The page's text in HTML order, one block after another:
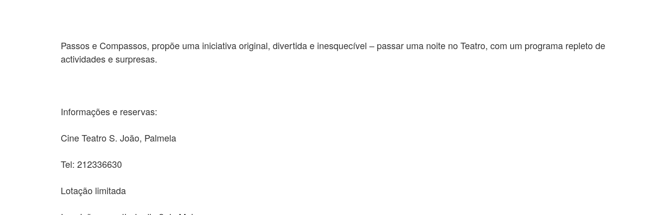
Passos e Compassos, propõe uma iniciativa original, divertida e inesquecível – passar uma noite no Teatro, com um programa repleto de
actividades e surpresas.
Informações e reservas:
Cine Teatro S. João, Palmela
Tel: 212336630
Lotação limitada